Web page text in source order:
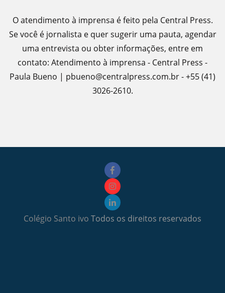
O atendimento à imprensa é feito pela Central Press.
Se você é jornalista e quer sugerir uma pauta, agendar
uma entrevista ou obter informações, entre em
contato: Atendimento à imprensa - Central Press -
Paula Bueno | pbueno@centralpress.com.br - +55 (41)
3026-2610.
Colégio Santo ivo Todos os direitos reservados